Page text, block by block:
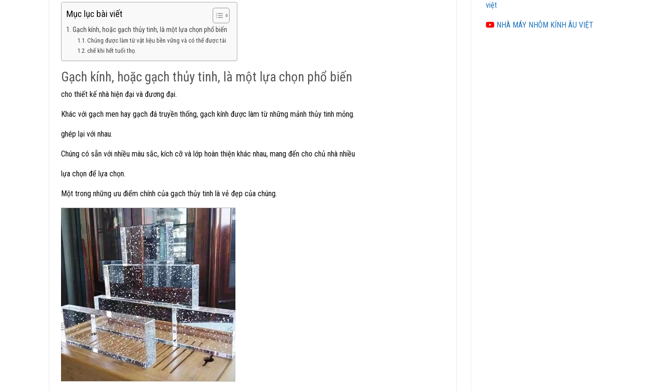
Mục lục bài viết
Gạch kính, hoặc gạch thủy tinh, là một lựa chọn phổ biến
Chúng được làm từ vật liệu bền vững và có thể được tái
chế khi hết tuổi thọ.
Gạch kính, hoặc gạch thủy tinh, là một lựa chọn phổ biến
cho thiết kế nhà hiện đại và đương đại.
Khác với gạch men hay gạch đá truyền thống, gạch kính được làm từ những mảnh thủy tinh mỏng.
ghép lại với nhau.
Chúng có sẵn với nhiều màu sắc, kích cỡ và lớp hoàn thiện khác nhau, mang đến cho chủ nhà nhiều
lựa chọn để lựa chọn.
Một trong những ưu điểm chính của gạch thủy tinh là vẻ đẹp của chúng.
việt
NHÀ MÁY NHÔM KÍNH ÂU VIỆT